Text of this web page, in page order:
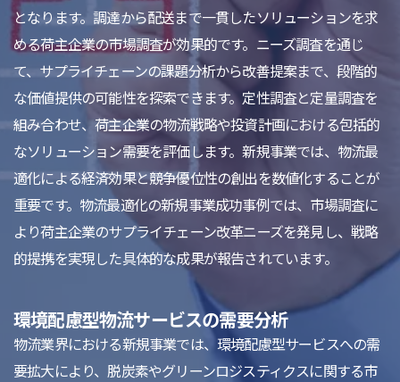
となります。調達から配送まで一貫したソリューションを求
める荷主企業の市場調査が効果的です。ニーズ調査を通じ
て、サプライチェーンの課題分析から改善提案まで、段階的
な価値提供の可能性を探索できます。定性調査と定量調査を
組み合わせ、荷主企業の物流戦略や投資計画における包括的
なソリューション需要を評価します。新規事業では、物流最
適化による経済効果と競争優位性の創出を数値化することが
重要です。物流最適化の新規事業成功事例では、市場調査に
より荷主企業のサプライチェーン改革ニーズを発見し、戦略
的提携を実現した具体的な成果が報告されています。
環境配慮型物流サービスの需要分析
物流業界における新規事業では、環境配慮型サービスへの需
要拡大により、脱炭素やグリーンロジスティクスに関する市